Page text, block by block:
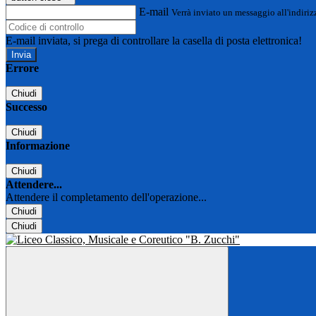
E-mail Verrà inviato un messaggio
E-mail inviata, si prega di controllare la casella di posta elettronica!
Errore
Chiudi
Successo
Chiudi
Informazione
Chiudi
Attendere...
Attendere il completamento dell'operazione...
Chiudi
Chiudi